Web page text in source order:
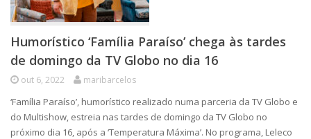
Humorístico ‘Família Paraíso’ chega às tardes
de domingo da TV Globo no dia 16
out 6, 2022 maribarcelos
‘Família Paraíso’, humorístico realizado numa parceria da TV Globo e
do Multishow, estreia nas tardes de domingo da TV Globo no
próximo dia 16, após a ‘Temperatura Máxima’. No programa, Leleco